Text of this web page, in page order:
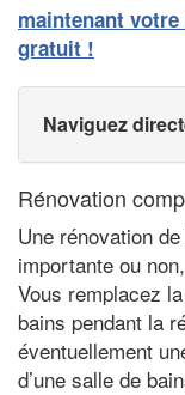
maintenant
gratuit !
Naviguez
Rénovation
Une rénovation
importante ou
Vous remplacez
bains pendant la
éventuellement
d’une salle de